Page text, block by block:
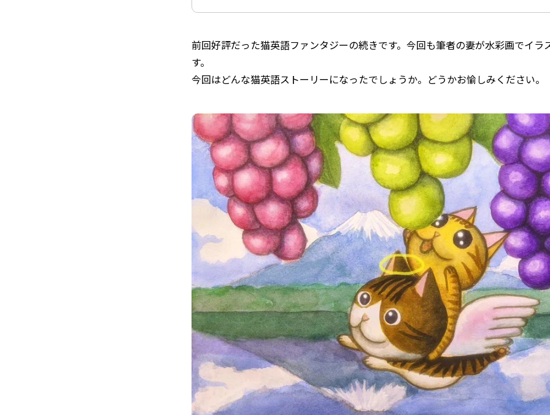
前回好評だった猫英語ファンタジーの続きです。今回も筆者の妻が水彩画でイラ
す。
今回はどんな猫英語ストーリーになったでしょうか。どうかお愉しみください。